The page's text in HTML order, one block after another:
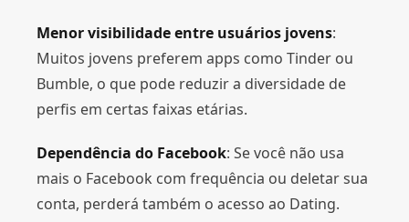
Menor visibilidade entre usuários jovens:
Muitos jovens preferem apps como Tinder ou
Bumble, o que pode reduzir a diversidade de
perfis em certas faixas etárias.
Dependência do Facebook: Se você não usa
mais o Facebook com frequência ou deletar sua
conta, perderá também o acesso ao Dating.